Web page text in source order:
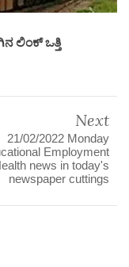
ಲಿಂಕ್ ಒತ್ತಿ
Next
21/02/2022 Monday
Employment
news in today's
newspaper cuttings